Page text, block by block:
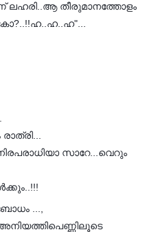
ലഹരി‌..ആ തീരുമാനത്തോളം
സാറേ...വെറും
...,
അനിയത്തിപെണ്ണിലൂടെ